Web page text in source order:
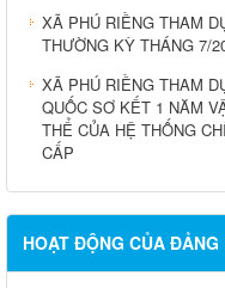
XÃ PHÚ RIỀNG THAM
THƯỜNG KỲ THÁNG 7/
XÃ PHÚ RIỀNG THAM
QUỐC SƠ KẾT 1 NĂM
THỂ CỦA HỆ THỐNG
CẤP
HOẠT ĐỘNG CỦA ĐẢNG